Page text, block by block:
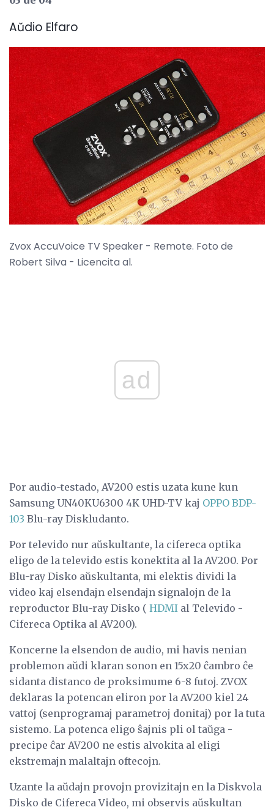
Aŭdio Elfaro
Zvox AccuVoice TV Speaker - Remote. Foto de
Robert Silva - Licencita al.
ad
Por audio-testado, AV200 estis uzata kune kun
Samsung UN40KU6300 4K UHD-TV kaj OPPO BDP-
103 Blu-ray Diskludanto.
Por televido nur aŭskultante, la cifereca optika
eligo de la televido estis konektita al la AV200. Por
Blu-ray Disko aŭskultanta, mi elektis dividi la
video kaj elsendajn elsendajn signalojn de la
reproductor Blu-ray Disko ( HDMI al Televido -
Cifereca Optika al AV200).
Koncerne la elsendon de audio, mi havis nenian
problemon aŭdi klaran sonon en 15x20 ĉambro ĉe
sidanta distanco de proksimume 6-8 futoj. ZVOX
deklaras la potencan eliron por la AV200 kiel 24
vattoj (senprogramaj parametroj donitaj) por la tuta
sistemo. La potenca eligo ŝajnis pli ol taŭga -
precipe ĉar AV200 ne estis alvokita al eligi
ekstremajn malaltajn oftecojn.
Uzante la aŭdajn provojn provizitajn en la Diskvola
Disko de Cifereca Video, mi observis aŭskultan